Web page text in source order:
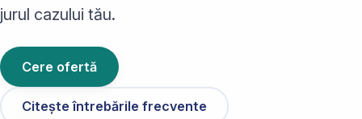
jurul cazului tău.
Cere ofertă
Citește întrebările frecvente